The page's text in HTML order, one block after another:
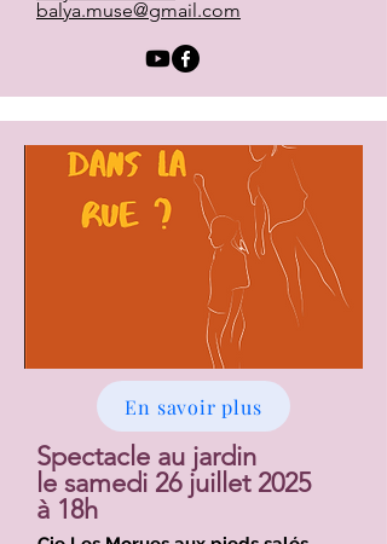
balya.muse@gmail.com
En savoir plus
Spectacle au jardin
le samedi 26 juillet 2025
à 18h